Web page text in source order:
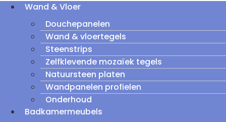
Wand & Vloer
Douchepanelen
Wand & vloertegels
Steenstrips
Zelfklevende mozaïek tegels
Natuursteen platen
Wandpanelen profielen
Onderhoud
Badkamermeubels